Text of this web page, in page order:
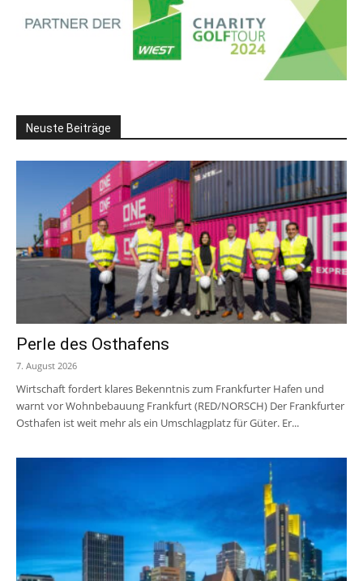
Neuste Beiträge
Perle des Osthafens
7. August 2026
Wirtschaft fordert klares Bekenntnis zum Frankfurter Hafen und
warnt vor Wohnbebauung Frankfurt (RED/NORSCH) Der Frankfurter
Osthafen ist weit mehr als ein Umschlagplatz für Güter. Er...